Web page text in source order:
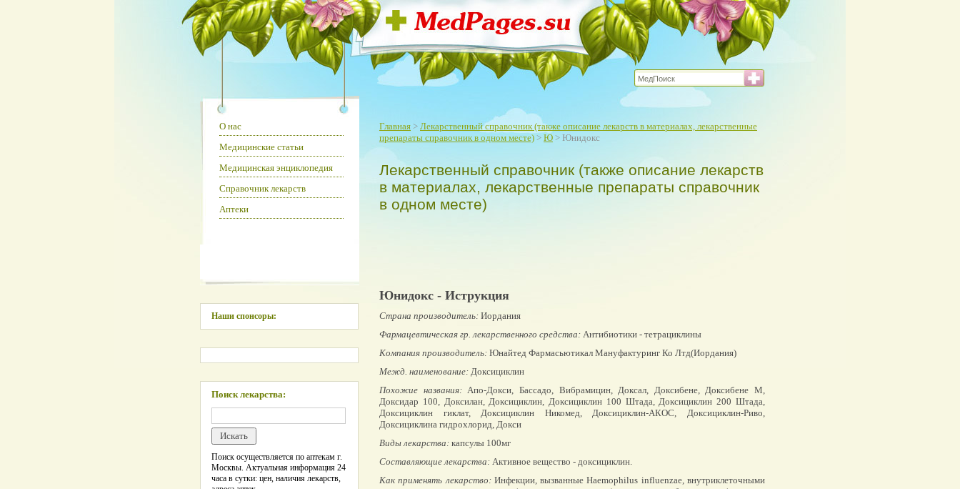
Главная > Лекарственный справочник (также описание лекарств в материалах, лекарственные
препараты справочник в одном месте) > Ю > Юнидокс
Лекарственный справочник (также описание лекарств
в материалах, лекарственные препараты справочник
в одном месте)
Юнидокс - Иструкция
Страна производитель: Иордания
Фармацевтическая гр. лекарственного средства: Антибиотики - тетрациклины
Компания производитель: Юнайтед Фармасьютикал Мануфактуринг Ко Лтд(Иордания)
Межд. наименование: Доксициклин
Похожие названия:Апо-Докси, Бассадо, Вибрамицин, Доксал, Доксибене, Доксибене М,
Доксидар 100, Доксилан, Доксициклин, Доксициклин 100 Штада, Доксициклин 200 Штада,
Доксициклин гиклат, Доксициклин Никомед, Доксициклин-АКОС, Доксициклин-Риво,
Доксициклина гидрохлорид, Докси
Виды лекарства: капсулы 100мг
Составляющие лекарства: Активное вещество - доксициклин.
Как применять лекарство:Инфекции, вызванные Haemophilus influenzae, внутриклеточными
О нас
Медицинские статьи
Медицинская энциклопедия
Справочник лекарств
Аптеки
Наши спонсоры:
Поиск лекарства:
Поиск осуществляется по аптекам г.
Москвы. Актуальная информация 24
часа в сутки: цен, наличия лекарств,